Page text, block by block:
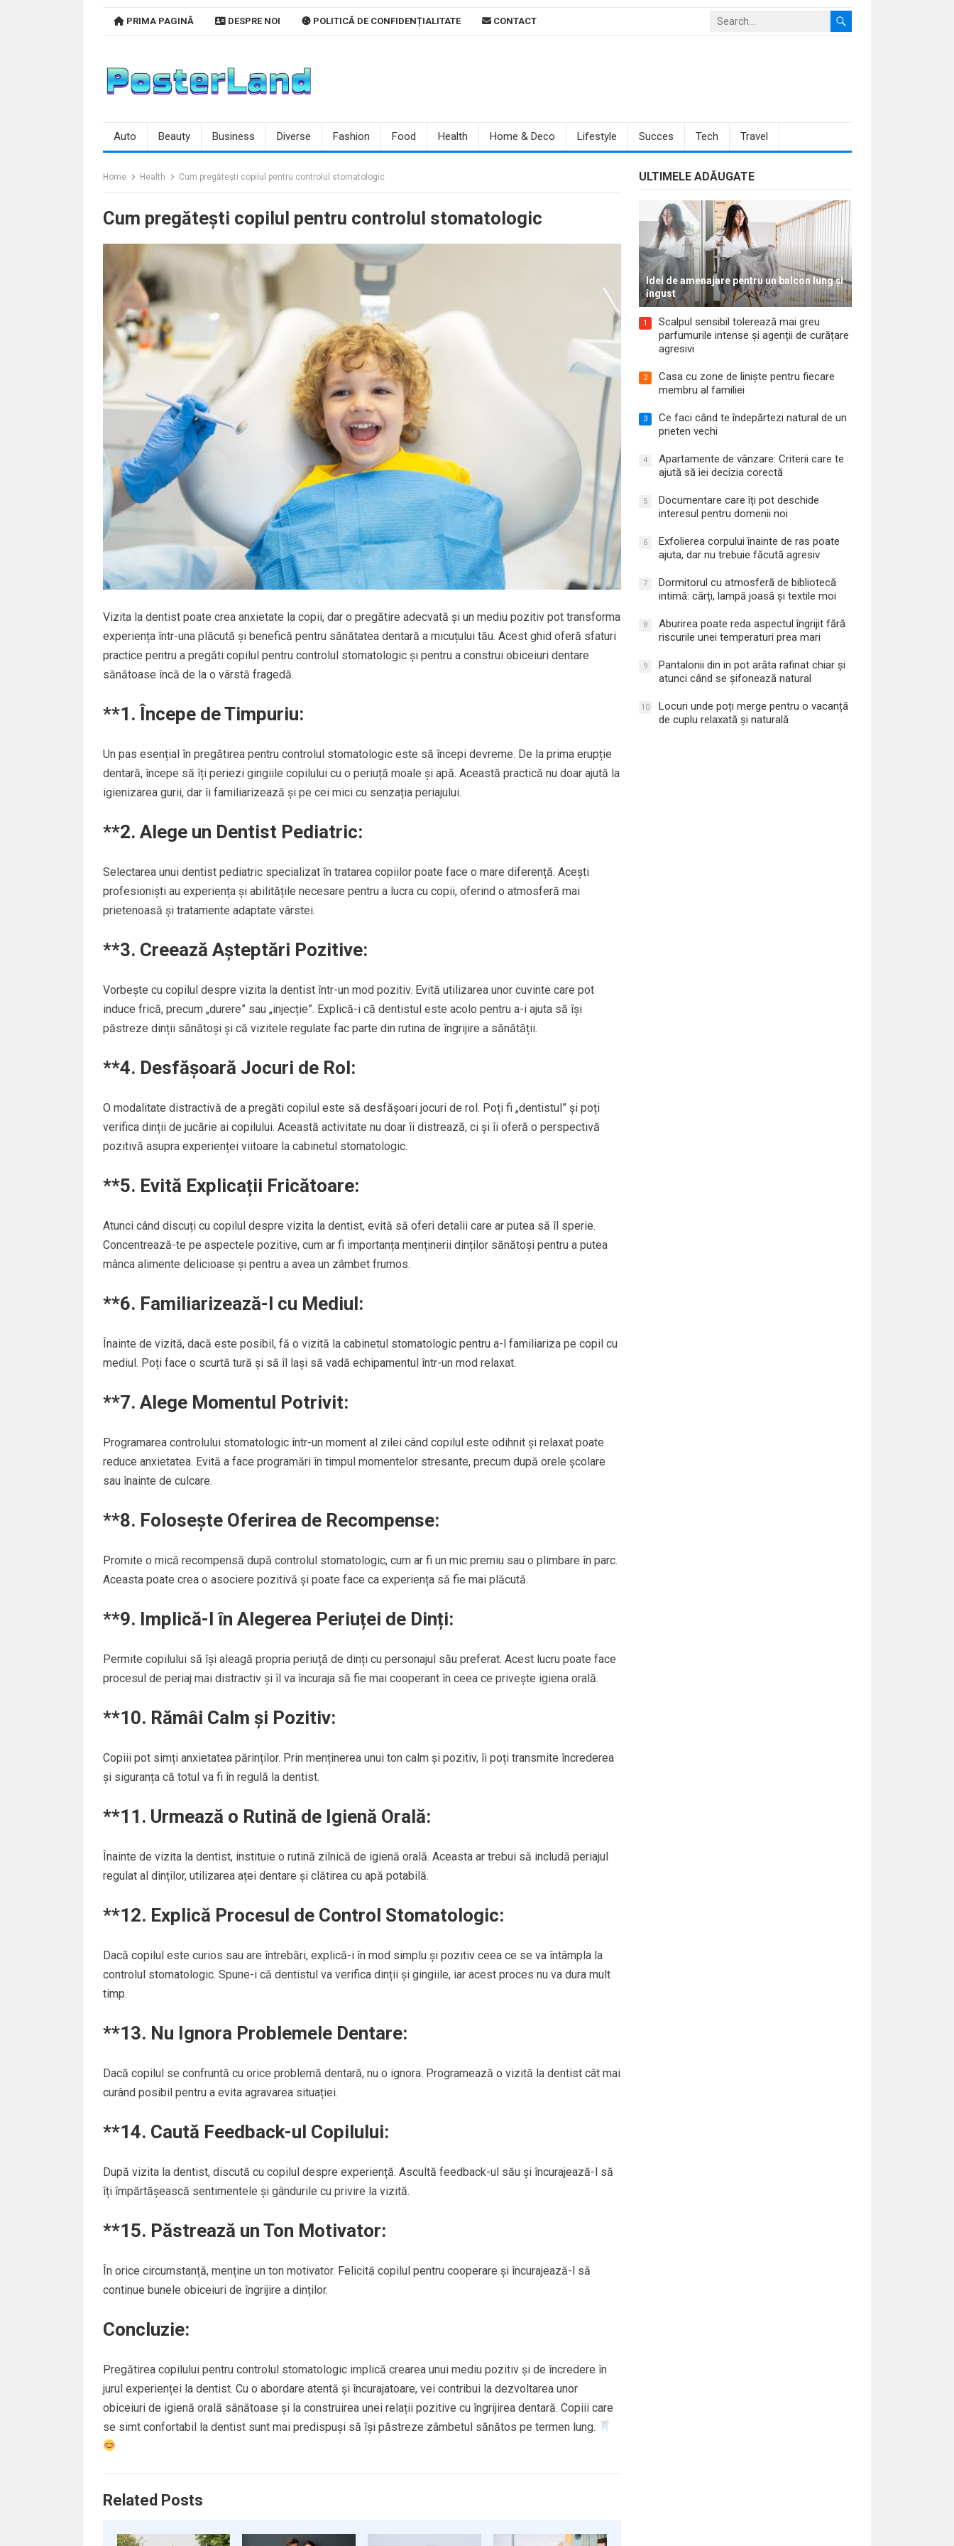
PRIMA PAGINĂ DESPRE NOI POLITICĂ DE CONFIDENȚIALITATE CONTACT
Auto Beauty Business Diverse Fashion Food Health Home & Deco Lifestyle Succes Tech Travel
Home Health Cum pregătești copilul pentru controlul stomatologic
Cum pregătești copilul pentru controlul stomatologic
Vizita la dentist poate crea anxietate la copii, dar o pregătire adecvată și un mediu pozitiv pot transforma
experiența într-una plăcută și benefică pentru sănătatea dentară a micuțului tău. Acest ghid oferă sfaturi
practice pentru a pregăti copilul pentru controlul stomatologic și pentru a construi obiceiuri dentare
sănătoase încă de la o vârstă fragedă.
**1. Începe de Timpuriu:
Un pas esențial în pregătirea pentru controlul stomatologic este să începi devreme. De la prima erupție
dentară, începe să îți periezi gingiile copilului cu o periuță moale și apă. Această practică nu doar ajută la
igienizarea gurii, dar îi familiarizează și pe cei mici cu senzația periajului.
**2. Alege un Dentist Pediatric:
Selectarea unui dentist pediatric specializat în tratarea copiilor poate face o mare diferență. Acești
profesioniști au experiența și abilitățile necesare pentru a lucra cu copii, oferind o atmosferă mai
prietenoasă și tratamente adaptate vârstei.
**3. Creează Așteptări Pozitive:
Vorbește cu copilul despre vizita la dentist într-un mod pozitiv. Evită utilizarea unor cuvinte care pot
induce frică, precum „durere” sau „injecție”. Explică-i că dentistul este acolo pentru a-i ajuta să își
păstreze dinții sănătoși și că vizitele regulate fac parte din rutina de îngrijire a sănătății.
**4. Desfășoară Jocuri de Rol:
O modalitate distractivă de a pregăti copilul este să desfășoari jocuri de rol. Poți fi „dentistul” și poți
verifica dinții de jucărie ai copilului. Această activitate nu doar îi distrează, ci și îi oferă o perspectivă
pozitivă asupra experienței viitoare la cabinetul stomatologic.
**5. Evită Explicații Fricătoare:
Atunci când discuți cu copilul despre vizita la dentist, evită să oferi detalii care ar putea să îl sperie.
Concentrează-te pe aspectele pozitive, cum ar fi importanța menținerii dinților sănătoși pentru a putea
mânca alimente delicioase și pentru a avea un zâmbet frumos.
**6. Familiarizează-l cu Mediul:
Înainte de vizită, dacă este posibil, fă o vizită la cabinetul stomatologic pentru a-l familiariza pe copil cu
mediul. Poți face o scurtă tură și să îl lași să vadă echipamentul într-un mod relaxat.
**7. Alege Momentul Potrivit:
Programarea controlului stomatologic într-un moment al zilei când copilul este odihnit și relaxat poate
reduce anxietatea. Evită a face programări în timpul momentelor stresante, precum după orele școlare
sau înainte de culcare.
**8. Folosește Oferirea de Recompense:
Promite o mică recompensă după controlul stomatologic, cum ar fi un mic premiu sau o plimbare în parc.
Aceasta poate crea o asociere pozitivă și poate face ca experiența să fie mai plăcută.
**9. Implică-l în Alegerea Periuței de Dinți:
Permite copilului să își aleagă propria periuță de dinți cu personajul său preferat. Acest lucru poate face
procesul de periaj mai distractiv și îl va încuraja să fie mai cooperant în ceea ce privește igiena orală.
**10. Rămâi Calm și Pozitiv:
Copiii pot simți anxietatea părinților. Prin menținerea unui ton calm și pozitiv, îi poți transmite încrederea
și siguranța că totul va fi în regulă la dentist.
**11. Urmează o Rutină de Igienă Orală:
Înainte de vizita la dentist, instituie o rutină zilnică de igienă orală. Aceasta ar trebui să includă periajul
regulat al dinților, utilizarea aței dentare și clătirea cu apă potabilă.
**12. Explică Procesul de Control Stomatologic:
Dacă copilul este curios sau are întrebări, explică-i în mod simplu și pozitiv ceea ce se va întâmpla la
controlul stomatologic. Spune-i că dentistul va verifica dinții și gingiile, iar acest proces nu va dura mult
timp.
**13. Nu Ignora Problemele Dentare:
Dacă copilul se confruntă cu orice problemă dentară, nu o ignora. Programează o vizită la dentist cât mai
curând posibil pentru a evita agravarea situației.
**14. Caută Feedback-ul Copilului:
După vizita la dentist, discută cu copilul despre experiență. Ascultă feedback-ul său și încurajează-l să
îți împărtășească sentimentele și gândurile cu privire la vizită.
**15. Păstrează un Ton Motivator:
În orice circumstanță, menține un ton motivator. Felicită copilul pentru cooperare și încurajează-l să
continue bunele obiceiuri de îngrijire a dinților.
Concluzie:
Pregătirea copilului pentru controlul stomatologic implică crearea unui mediu pozitiv și de încredere în
jurul experienței la dentist. Cu o abordare atentă și încurajatoare, vei contribui la dezvoltarea unor
obiceiuri de igienă orală sănătoase și la construirea unei relații pozitive cu îngrijirea dentară. Copiii care
se simt confortabil la dentist sunt mai predispuși să își păstreze zâmbetul sănătos pe termen lung.
Related Posts
ULTIMELE ADĂUGATE
Idei de amenajare pentru un balcon lung și
îngust
1
Scalpul sensibil tolerează mai greu
parfumurile intense și agenții de curățare
agresivi
2
Casa cu zone de liniște pentru fiecare
membru al familiei
3
Ce faci când te îndepărtezi natural de un
prieten vechi
4
Apartamente de vânzare: Criterii care te
ajută să iei decizia corectă
5
Documentare care îți pot deschide
interesul pentru domenii noi
6
Exfolierea corpului înainte de ras poate
ajuta, dar nu trebuie făcută agresiv
7
Dormitorul cu atmosferă de bibliotecă
intimă: cărți, lampă joasă și textile moi
8
Aburirea poate reda aspectul îngrijit fără
riscurile unei temperaturi prea mari
9
Pantalonii din in pot arăta rafinat chiar și
atunci când se șifonează natural
10
Locuri unde poți merge pentru o vacanță
de cuplu relaxată și naturală